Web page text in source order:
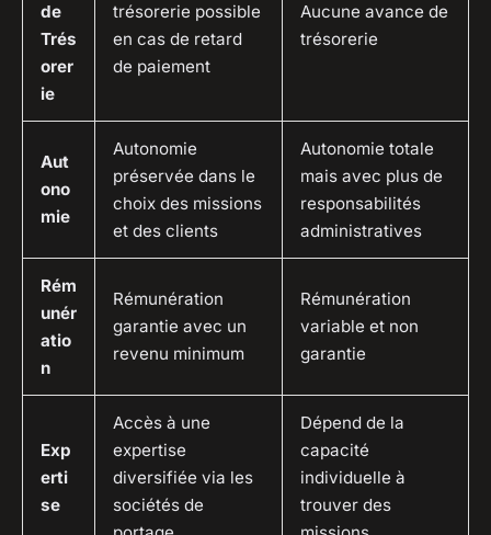
de
Trés
orer
ie
trésorerie possible
en cas de retard
de paiement
Aucune avance de
trésorerie
Aut
ono
mie
Autonomie
préservée dans le
choix des missions
et des clients
Autonomie totale
mais avec plus de
responsabilités
administratives
Rém
unér
atio
n
Rémunération
garantie avec un
revenu minimum
Rémunération
variable et non
garantie
Exp
erti
se
Accès à une
expertise
diversifiée via les
sociétés de
Dépend de la
capacité
individuelle à
trouver des